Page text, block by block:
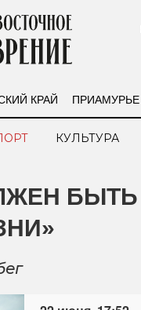
КРАЙ ПРИАМУРЬЕ
КУЛЬТУРА
БЫТЬ